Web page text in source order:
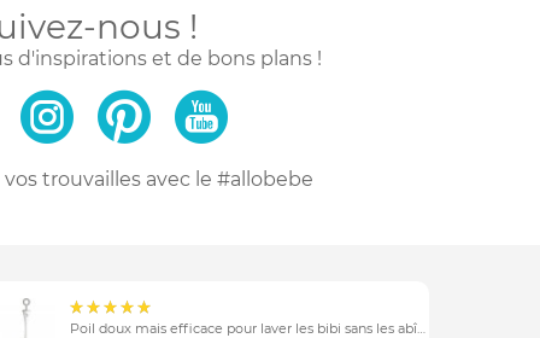
nous !
d'inspirations et de bons plans !
trouvaillesavec le #allobebe